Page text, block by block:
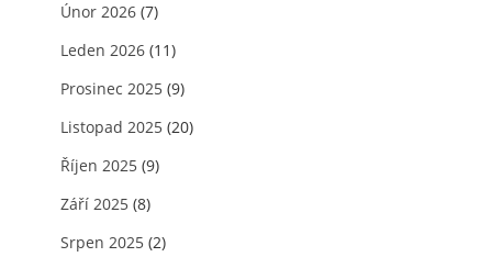
Únor 2026 (7)
Leden 2026 (11)
Prosinec 2025 (9)
Listopad 2025 (20)
Říjen 2025 (9)
Září 2025 (8)
Srpen 2025 (2)